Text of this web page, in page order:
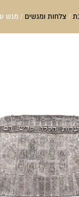
/ צלחות ומגשים/ מגש